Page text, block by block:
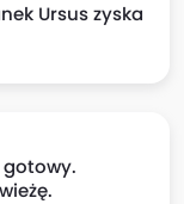
Ursus zyska
gotowy.
wieżę.